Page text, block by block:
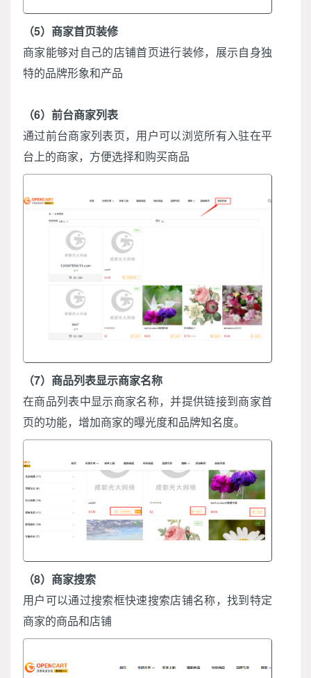
（5）商家首页装修
商家能够对自己的店铺首页进行装修，展示自身独
特的品牌形象和产品
（6）前台商家列表
通过前台商家列表页，用户可以浏览所有入驻在平
台上的商家，方便选择和购买商品
（7）商品列表显示商家名称
在商品列表中显示商家名称，并提供链接到商家首
页的功能，增加商家的曝光度和品牌知名度。
（8）商家搜索
用户可以通过搜索框快速搜索店铺名称，找到特定
商家的商品和店铺